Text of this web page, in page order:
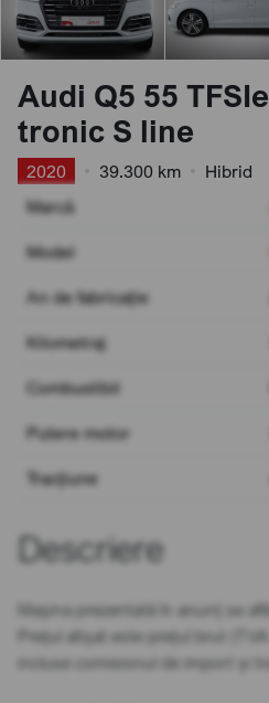
Audi Q5 55
tronic S line
2020 39.300 km
Hibrid
Marcă
Model
An de fabricație
Kilometraj
Combustibil
Putere motor
Tracțiune
Descriere
Mașina prezentată în anunț se
Prețul afișat este prețul brut
incluse comisionul de import și